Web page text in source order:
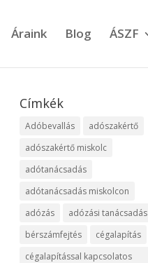
Áraink Blog ÁSZF
Címkék
Adóbevallás
adószakértő
adószakértő miskolc
adótanácsadás
adótanácsadás miskolcon
adózás
adózási tanácsadás
bérszámfejtés
cégalapítás
cégalapítással kapcsolatos